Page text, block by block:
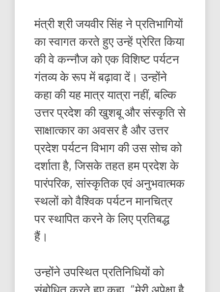
मंत्री श्री जयवीर सिंह ने प्रतिभागियों
का स्वागत करते हुए उन्हें प्रेरित किया
की वे कन्नौज को एक विशिष्ट पर्यटन
गंतव्य के रूप में बढ़ावा दें। उन्होंने
कहा की यह मात्र यात्रा नहीं, बल्कि
उत्तर प्रदेश की खुशबू और संस्कृति से
साक्षात्कार का अवसर है और उत्तर
प्रदेश पर्यटन विभाग की उस सोच को
दर्शाता है, जिसके तहत हम प्रदेश के
पारंपरिक, सांस्कृतिक एवं अनुभवात्मक
स्थलों को वैश्विक पर्यटन मानचित्र
पर स्थापित करने के लिए प्रतिबद्ध
हैं।
उन्होंने उपस्थित प्रतिनिधियों को